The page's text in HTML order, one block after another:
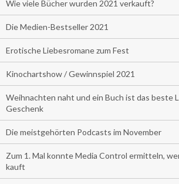
Wie viele Bücher wurden 2021 verkauft?
Die Medien-Bestseller 2021
Erotische Liebesromane zum Fest
Kinochartshow / Gewinnspiel 2021
Weihnachten naht und ein Buch ist das beste
Geschenk
Die meistgehörten Podcasts im November
Zum 1. Mal konnte Media Control ermitteln,
kauft